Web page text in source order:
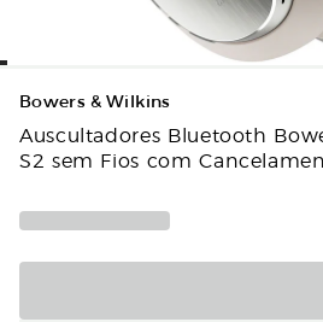
Bowers & Wilkins
Auscultadores Bluetooth
S2 sem Fios com